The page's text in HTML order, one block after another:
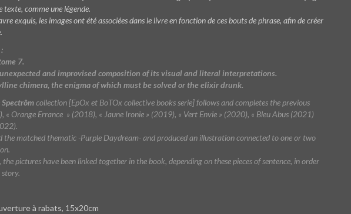
texte, comme une légende.
exquis, les images ont été associées dans le livre en fonction de ces bouts de phrase, afin de créer
7.
and improvised composition of its visual and literal interpretations.
chimera, the enigma of which must be solved or the elixir drunk.
Spectrômcollection [EpOx et BoTOx collective books serie] follows and completes the previous
« Orange Errance » (2018), « Jaune Ironie » (2019), « Vert Envie » (2020), « Bleu Abus (2021)
.
the matched thematic -Purple Daydream- and produced an illustration connected to one or two
the pictures have been linked together in the book, depending on these pieces of sentence, in order
à rabats, 15x20cm